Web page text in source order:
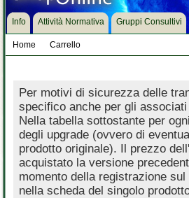
Info Attività Normativa Gruppi Consultivi
Home Carrello
Per motivi di sicurezza delle
specifico anche per gli associati
Nella tabella sottostante per
degli upgrade (ovvero di
prodotto originale). Il prezzo
acquistato la versione
momento della registrazione
nella scheda del singolo